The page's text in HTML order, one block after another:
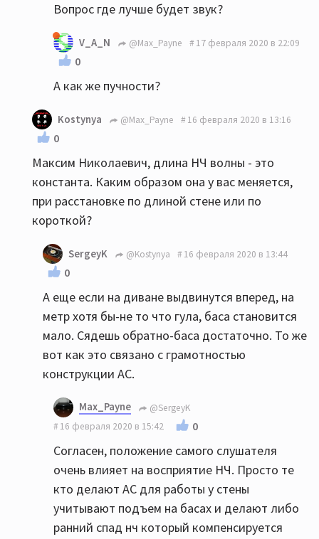
Вопрос где лучше будет звук?
V_A_N @Max_Payne 17 февраля 2020 в 22:09
0
А как же пучности?
Kostynya @Max_Payne 16 февраля 2020 в 13:16
0
Максим Николаевич, длина НЧ волны - это
константа. Каким образом она у вас меняется,
при расстановке по длиной стене или по
короткой?
SergeyK @Kostynya 16 февраля 2020 в 13:44
0
А еще если на диване выдвинутся вперед, на
метр хотя бы-не то что гула, баса становится
мало. Сядешь обратно-баса достаточно. То же
вот как это связано с грамотностью
конструкции АС.
Max_Payne
@SergeyK
16 февраля 2020 в 15:42
0
Согласен, положение самого слушателя
очень влияет на восприятие НЧ. Просто те
кто делают АС для работы у стены
учитывают подъем на басах и делают либо
ранний спад нч который компенсируется